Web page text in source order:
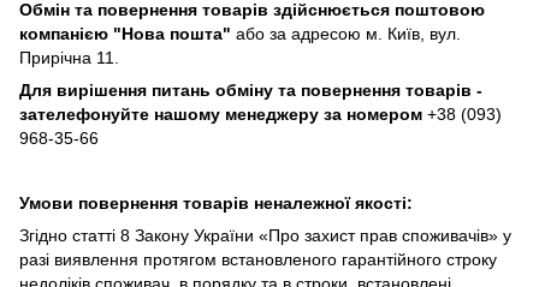
Обмін та повернення товарів здійснюється поштовою
компанією "Нова пошта" або за адресою м. Київ, вул.
Прирічна 11.
Для вирішення питань обміну та повернення товарів -
зателефонуйте нашому менеджеру за номером +38 (093)
968-35-66
Умови повернення товарів неналежної якості:
Згідно статті 8 Закону України «Про захист прав споживачів» у
разі виявлення протягом встановленого гарантійного строку